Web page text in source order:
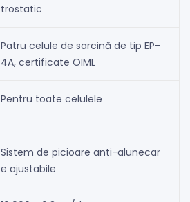
trostatic
Patru celule de sarcină de tip EP-
4A, certificate OIML
Pentru toate celulele
Sistem de picioare anti-alunecar
e ajustabile